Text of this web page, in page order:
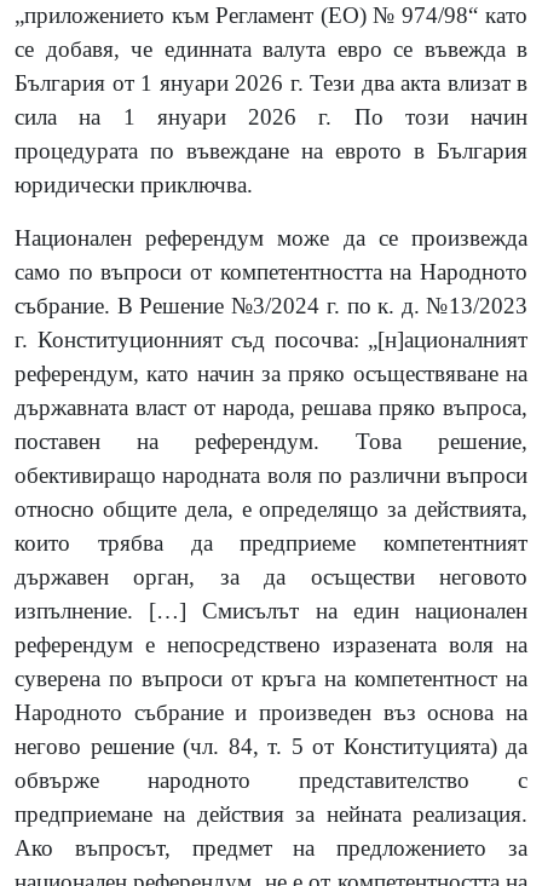
„приложението към Регламент (ЕО) № 974/98“ като
се добавя, че единната валута евро се въвежда в
България от 1 януари 2026 г. Тези два акта влизат в
сила на 1 януари 2026 г. По този начин
процедурата по въвеждане на еврото в България
юридически приключва.
Национален референдум може да се произвежда
само по въпроси от компетентността на Народното
събрание. В Решение №3/2024 г. по к. д. №13/2023
г. Конституционният съд посочва: „[н]ационалният
референдум, като начин за пряко осъществяване на
държавната власт от народа, решава пряко въпроса,
поставен на референдум. Това решение,
обективиращо народната воля по различни въпроси
относно общите дела, е определящо за действията,
които трябва да предприеме компетентният
държавен орган, за да осъществи неговото
изпълнение. […]
Смисълът на един национален
референдум е непосредствено изразената воля на
суверена по въпроси от кръга на компетентност на
Народното събрание и произведен въз основа на
негово решение (чл. 84, т. 5 от Конституцията) да
обвърже народното представителство с
предприемане на действия за нейната реализация.
Ако въпросът, предмет на предложението за